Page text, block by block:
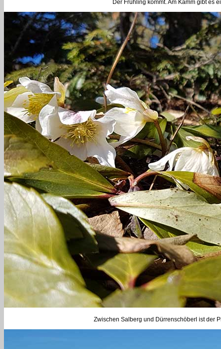
Der Frühling kommt. Am Kamm gibt es
Zwischen Salberg und Dürrenschöberl ist der